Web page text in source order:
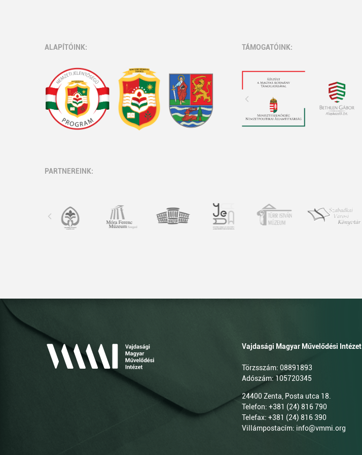
ALAPÍTÓINK: TÁMOGATÓINK:
PARTNEREINK:
Vajdasági Magyar Művelődési Intézet
Törzsszám: 08891893
Adószám: 105720345
24400 Zenta, Posta utca 18.
Telefon: +381 (24) 816 790
Telefax: +381 (24) 816 390
Villámpostacím: info@vmmi.org